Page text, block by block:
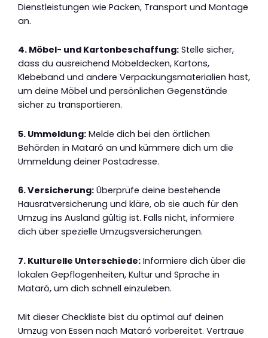
Dienstleistungen wie Packen, Transport und Montage
an.
4. Möbel- und Kartonbeschaffung: Stelle sicher,
dass du ausreichend Möbeldecken, Kartons,
Klebeband und andere Verpackungsmaterialien hast,
um deine Möbel und persönlichen Gegenstände
sicher zu transportieren.
5. Ummeldung: Melde dich bei den örtlichen
Behörden in Mataró an und kümmere dich um die
Ummeldung deiner Postadresse.
6. Versicherung: Überprüfe deine bestehende
Hausratversicherung und kläre, ob sie auch für den
Umzug ins Ausland gültig ist. Falls nicht, informiere
dich über spezielle Umzugsversicherungen.
7. Kulturelle Unterschiede: Informiere dich über die
lokalen Gepflogenheiten, Kultur und Sprache in
Mataró, um dich schnell einzuleben.
Mit dieser Checkliste bist du optimal auf deinen
Umzug von Essen nach Mataró vorbereitet. Vertraue